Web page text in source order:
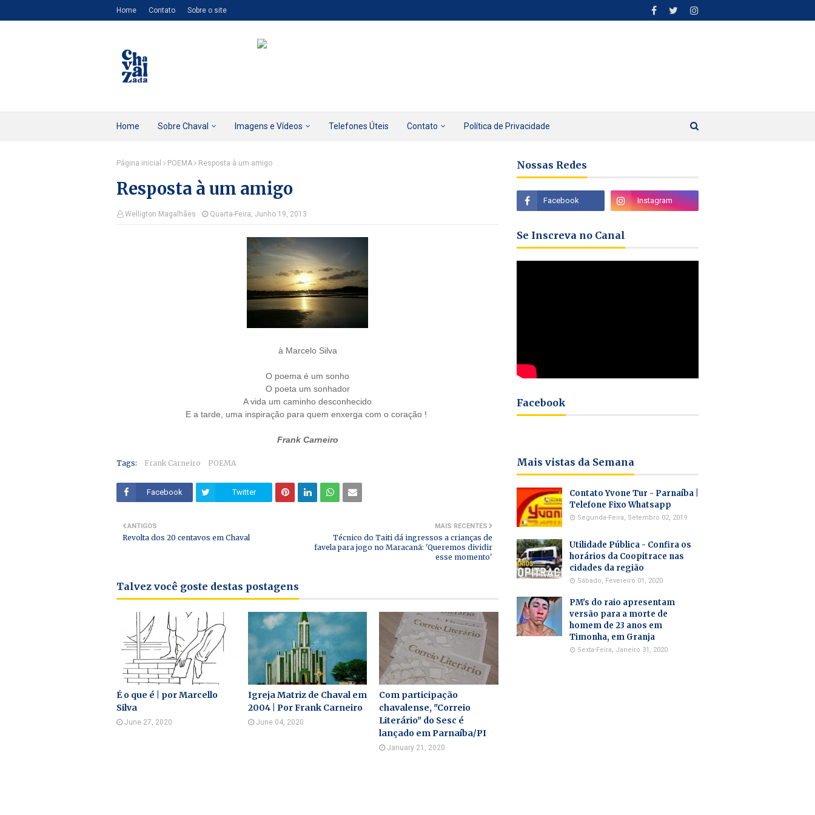
Home Contato Sobre o site
Home Sobre Chaval Imagens e Vídeos Telefones Úteis Contato Política de Privacidade
Página inicial POEMA Resposta à um amigo
Resposta à um amigo
Welligton Magalhães Quarta-Feira, Junho 19, 2013
à Marcelo Silva
O poema é um sonho
O poeta um sonhador
A vida um caminho desconhecido
E a tarde, uma inspiração para quem enxerga com o coração !
Frank Carneiro
Tags: Frank Carneiro POEMA
Facebook Twitter
MAIS RECENTES
Técnico do Taiti dá ingressos a crianças de
favela para jogo no Maracanã: 'Queremos dividir
esse momento'
ANTIGOS
Revolta dos 20 centavos em Chaval
Talvez você goste destas postagens
É o que é | por Marcello
Silva
June 27, 2020
Igreja Matriz de Chaval em
2004 | Por Frank Carneiro
June 04, 2020
Com participação
chavalense, "Correio
Literário" do Sesc é
lançado em Parnaíba/PI
January 21, 2020
Nossas Redes
Se Inscreva no Canal
Facebook
Mais vistas da Semana
Contato Yvone Tur - Parnaíba |
Telefone Fixo Whatsapp
Segunda-Feira, Setembro 02, 2019
Utilidade Pública - Confira os
horários da Coopitrace nas
cidades da região
Sábado, Fevereiro 01, 2020
PM's do raio apresentam
versão para a morte de
homem de 23 anos em
Timonha, em Granja
Sexta-Feira, Janeiro 31, 2020